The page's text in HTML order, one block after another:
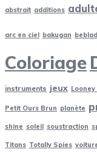
abstrait additions
arc en ciel bakugan
Coloriage
instruments jeux
Petit Ours Brun planète
shine soleil soustraction
Titans Totally Spies